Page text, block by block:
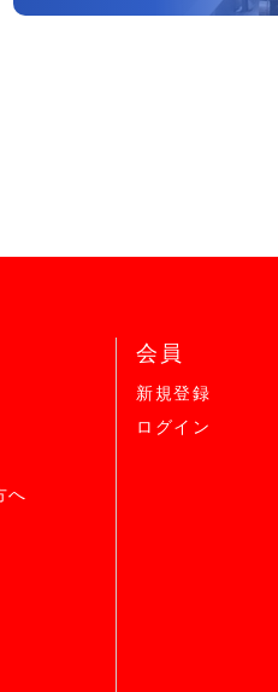
へ
会員
新規登録
ログイン